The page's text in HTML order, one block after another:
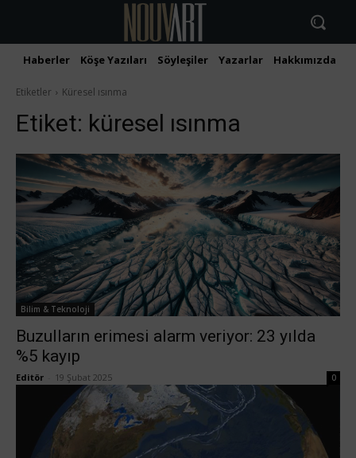
Haberler Köşe Yazıları Söyleşiler Yazarlar Hakkımızda
Etiketler Küresel ısınma
Etiket: küresel ısınma
Bilim & Teknoloji
Buzulların erimesi alarm veriyor: 23 yılda
%5 kayıp
Editör 19 Şubat 2025 0